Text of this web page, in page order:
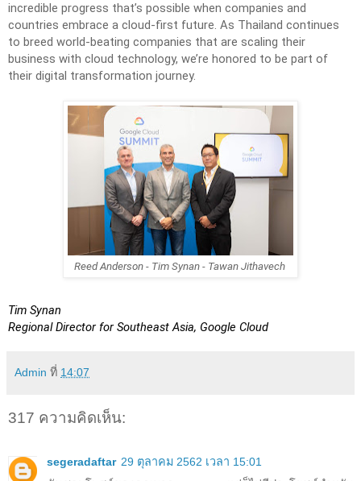
incredible progress that’s possible when companies and
countries embrace a cloud-first future. As Thailand continues
to breed world-beating companies that are scaling their
business with cloud technology, we’re honored to be part of
their digital transformation journey.
Reed Anderson - Tim Synan - Tawan Jithavech
Tim Synan
Regional Director for Southeast Asia, Google Cloud
Admin ที่ 14:07
317 ความคิดเห็น:
segeradaftar 29 ตุลาคม 2562 เวลา 15:01